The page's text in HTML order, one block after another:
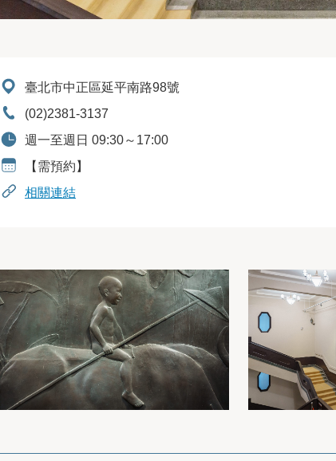
地址：臺北市中正區延平南路98號
電話：(02)2381-3137
開放時間：
週一至週日 09:30～17:00
預約資訊：
【需預約】
相關連結